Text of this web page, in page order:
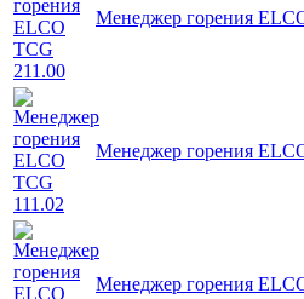
Менеджер горения
Менеджер горения
Менеджер горения